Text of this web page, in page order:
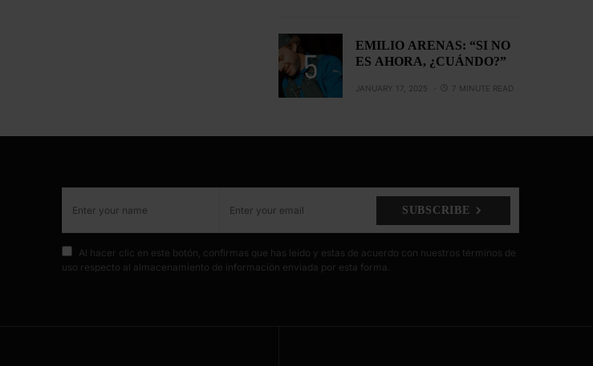
EMILIO ARENAS: “SI NO
ES AHORA, ¿CUÁNDO?”
JANUARY 17, 2025 7 MINUTE READ
SUBSCRIBE
Al hacer clic en este botón, confirmas que has leído y estas de acuerdo con nuestros términos de
uso respecto al almacenamiento de información enviada por esta forma.